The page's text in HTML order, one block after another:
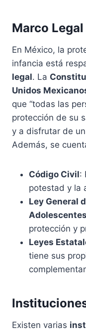
Marco
En México, la
infancia está
legal. La
Unidos
que “todas las
protección de su
y a disfrutar de
Además, se
Código Civil:
potestad y la
Ley General
Adolescentes
protección y
Leyes
tiene sus
Existen varias